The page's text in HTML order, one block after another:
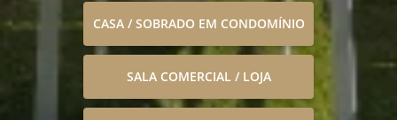
CASA / SOBRADO EM CONDOMÍNIO
SALA COMERCIAL / LOJA